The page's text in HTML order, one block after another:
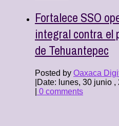
Fortalece SSO
integral contra el
de Tehuantepec
Posted by Oaxaca
Date: lunes, 30 junio ,
0 comments